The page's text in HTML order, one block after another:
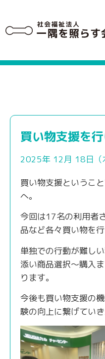
買い物支援を
2025年 12月 18日（
買い物支援というこ
へ。
今回は17名の利用者
品など各々買い物を行
単独での行動が難し
添い商品選択～購入
ります。
今後も買い物支援の
験の向上に繋げていき